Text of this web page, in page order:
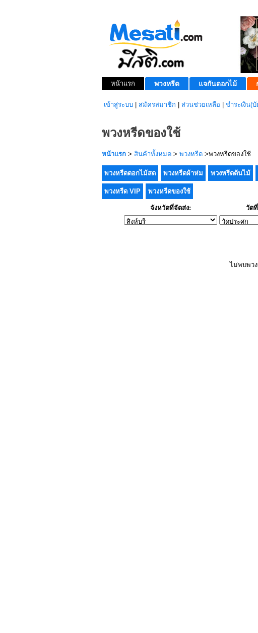
หน้าแรก พวงหรีด แจกันดอกไม้
เข้าสู่ระบบ สมัครสมาชิก ส่วนช่วยเหลือ ชำระเงิน(
พวงหรีดของใช้
หน้าแรก > สินค้าทั้งหมด > พวงหรีด >พวงหรีดของใช้
พวงหรีดดอกไม้สด พวงหรีดผ้าห่ม พวงหรีดต้นไม้
พวงหรีด VIP พวงหรีดของใช้
จังหวัดที่จัดส่ง: วัด
ไม่พบพว